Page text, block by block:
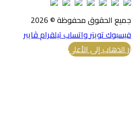
جميع الحقوق محفوظة © 2026
فيسبوكتويتر واتسابتيلقرامڤايبر
زر الذهاب إلى الأعلى